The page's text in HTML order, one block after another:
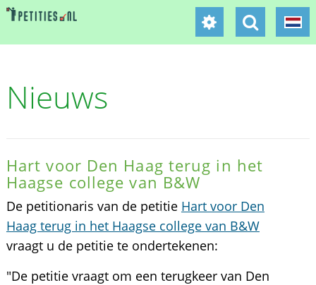
Nieuws
Hart voor Den Haag terug in het
Haagse college van B&W
De petitionaris van de petitie Hart voor Den
Haag terug in het Haagse college van B&W
vraagt u de petitie te ondertekenen:
"De petitie vraagt om een terugkeer van Den